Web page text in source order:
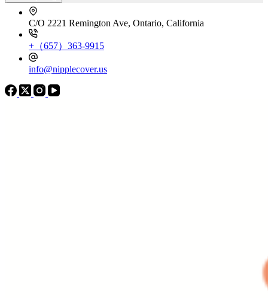
C/O 2221 Remington Ave, Ontario, California
+（657）363-9915
info@nipplecover.us